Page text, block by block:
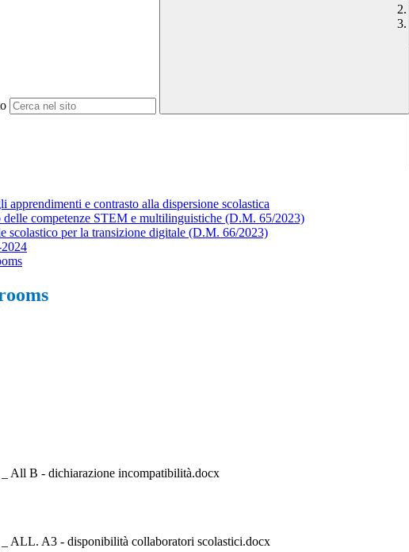
apprendimenti e contrasto alla dispersione scolastica
competenze STEM e multilinguistiche (D.M. 65/2023)
scolastico per la transizione digitale (D.M. 66/2023)
All B - dichiarazione incompatibilità.docx
ALL. A3 - disponibilità collaboratori scolastici.docx